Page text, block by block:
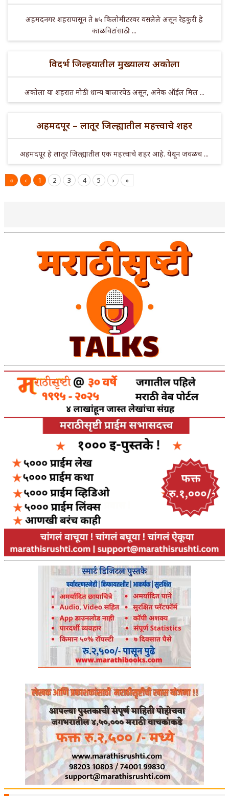
अहमदनगर शहरापासून ते ७५ किलोमीटरवर वसलेले असून रेहकुरी हे
काळविटांसाठी ...
विदर्भ जिल्हयातील मुख्यालय अकोला
अकोला या शहरात मोठी धान्य बाजारपेठ असून, अनेक ऑईल मिल ...
अहमदपूर – लातूर जिल्ह्यातील महत्त्वाचे शहर
अहमदपूर हे लातूर जिल्ह्यातील एक महत्त्वाचे शहर आहे. येथून जवळच ...
« ‹ 1 2 3 4 5 › »